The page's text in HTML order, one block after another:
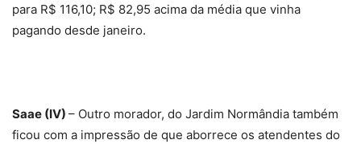
para R$ 116,10; R$ 82,95 acima da média que vinha
pagando desde janeiro.
Saae (IV) – Outro morador, do Jardim Normândia também
ficou com a impressão de que aborrece os atendentes do